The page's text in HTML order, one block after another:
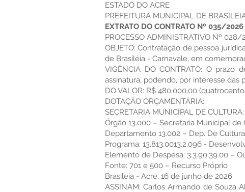
ESTADO DO ACRE
PREFEITURA MUNICIPAL DE
EXTRATO DO CONTRATO Nº 035/2026
PROCESSO ADMINISTRATIVO Nº
OBJETO: Contratação de pessoa
de Brasiléia - Carnavale, em
VIGÊNCIA DO CONTRATO: O
assinatura, podendo, por interesse das
DO VALOR: R$ 480.000,00
DOTAÇÃO ORÇAMENTÁRIA:
SECRETARIA MUNICIPAL DE CULTURA:
Órgão 13.000 – Secretaria Municipal de
Departamento 13.002 – Dep. De
Programa: 13.813.0013.2.096 -
Elemento de Despesa: 3.3.90.39.00 –
Fonte: 701 e 500 – Recurso Próprio
Brasileia - Acre, 16 de junho de 2026
ASSINAM: Carlos Armando de Souza